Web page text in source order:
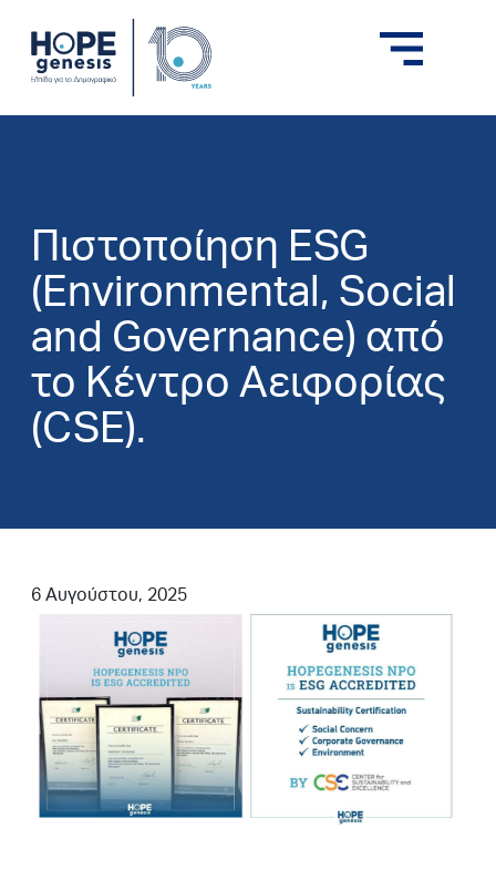
Πιστοποίηση ESG
(Environmental, Social
and Governance) από
το Κέντρο Αειφορίας
(CSE).
6 Αυγούστου, 2025